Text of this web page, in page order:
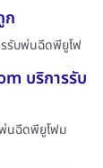
ก
รับพ่นฉีดพียูโฟ
บริการรับ
นฉีดพียูโฟม